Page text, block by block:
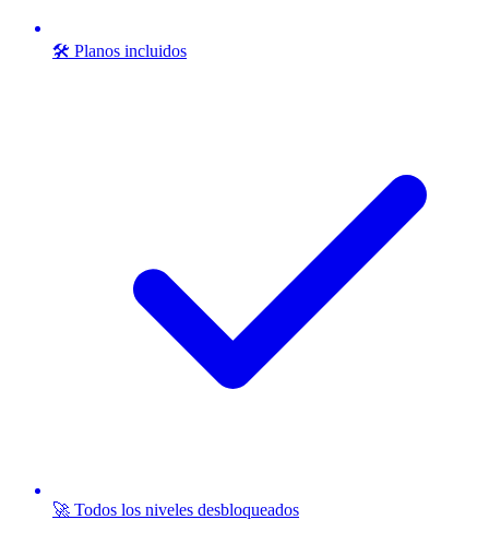
🛠️ Planos incluidos
🚀 Todos los niveles desbloqueados